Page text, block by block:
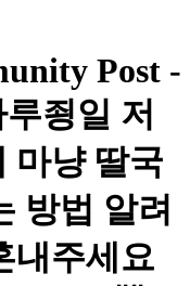
Post -
죙일 저
마냥 딸국
방법 알려
내주세요